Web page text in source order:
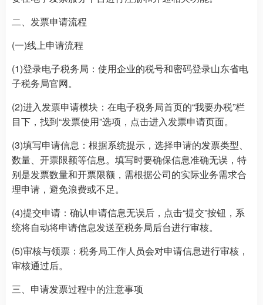
二、发票申请流程
(一)线上申请流程
(1)登录电子税务局：使用企业的税号和密码登录山东省电
子税务局官网。
(2)进入发票申请模块：在电子税务局首页的“我要办税”栏
目下，找到“发票使用”选项，点击进入发票申请页面。
(3)填写申请信息：根据系统提示，选择申请的发票类型、
数量、开票限额等信息。填写时要确保信息准确无误，特
别是发票数量和开票限额，需根据公司的实际业务需求合
理申请，避免浪费或不足。
(4)提交申请：确认申请信息无误后，点击“提交”按钮，系
统将自动将申请信息发送至税务局后台进行审核。
(5)审核与领票：税务局工作人员会对申请信息进行审核，
审核通过后。
三、申请发票过程中的注意事项